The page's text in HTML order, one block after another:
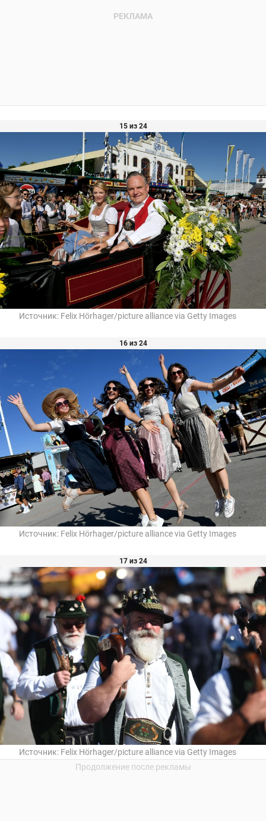
15 из 24
Источник: Felix Hörhager/picture alliance via Getty Images
16 из 24
Источник: Felix Hörhager/picture alliance via Getty Images
17 из 24
Источник: Felix Hörhager/picture alliance via Getty Images